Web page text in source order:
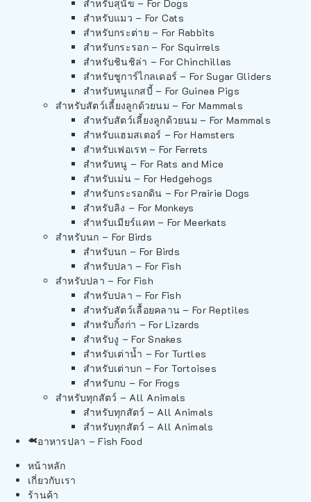
สำหรับสุนัข – For Dogs
สำหรับแมว – For Cats
สำหรับกระต่าย – For Rabbits
สำหรับกระรอก – For Squirrels
สำหรับชินชิล่า – For Chinchillas
สำหรับชูการ์ไกลเดอร์ – For Sugar Gliders
สำหรับหนูแกสบี้ – For Guinea Pigs
สำหรับสัตว์เลี้ยงลูกด้วยนม – For Mammals
สำหรับสัตว์เลี้ยงลูกด้วยนม – For Mammals
สำหรับแฮมสเตอร์ – For Hamsters
สำหรับเฟอเรท – For Ferrets
สำหรับหนู – For Rats and Mice
สำหรับเม่น – For Hedgehogs
สำหรับกระรอกดิน – For Prairie Dogs
สำหรับลิง – For Monkeys
สำหรับเมียร์แคท – For Meerkats
สำหรับนก – For Birds
สำหรับนก – For Birds
สำหรับปลา – For Fish
สำหรับปลา – For Fish
สำหรับปลา – For Fish
สำหรับสัตว์เลื้อยคลาน – For Reptiles
สำหรับกิ้งก่า – For Lizards
สำหรับงู – For Snakes
สำหรับเต่าน้ำ – For Turtles
สำหรับเต่าบก – For Tortoises
สำหรับกบ – For Frogs
สำหรับทุกสัตว์ – All Animals
สำหรับทุกสัตว์ – All Animals
สำหรับทุกสัตว์ – All Animals
อาหารปลา – Fish Food
หน้าหลัก
เกี่ยวกับเรา
ร้านค้า